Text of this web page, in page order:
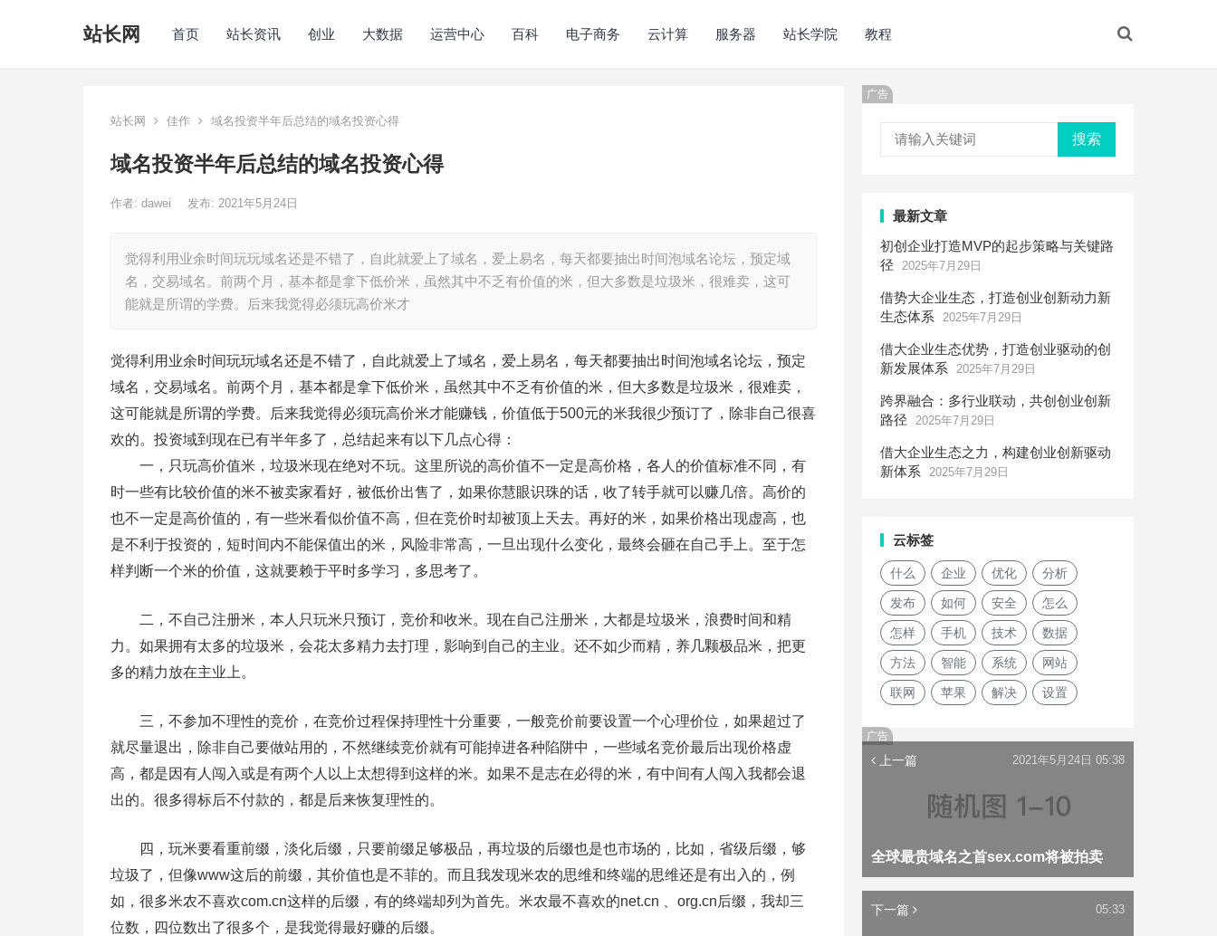
站长网 首页 站长资讯 创业 大数据 运营中心 百科 电子商务 云计算 服务器 站长学院 教程
站长网 佳作 域名投资半年后总结的域名投资心得
域名投资半年后总结的域名投资心得
作者: dawei 发布: 2021年5月24日
觉得利用业余时间玩玩域名还是不错了，自此就爱上了域名，爱上易名，每天都要抽出时间泡域名论坛，预定域
名，交易域名。前两个月，基本都是拿下低价米，虽然其中不乏有价值的米，但大多数是垃圾米，很难卖，这可
能就是所谓的学费。后来我觉得必须玩高价米才
觉得利用业余时间玩玩域名还是不错了，自此就爱上了域名，爱上易名，每天都要抽出时间泡域名论坛，预定
域名，交易域名。前两个月，基本都是拿下低价米，虽然其中不乏有价值的米，但大多数是垃圾米，很难卖，
这可能就是所谓的学费。后来我觉得必须玩高价米才能赚钱，价值低于500元的米我很少预订了，除非自己很喜
欢的。投资域到现在已有半年多了，总结起来有以下几点心得：
一，只玩高价值米，垃圾米现在绝对不玩。这里所说的高价值不一定是高价格，各人的价值标准不同，有
时一些有比较价值的米不被卖家看好，被低价出售了，如果你慧眼识珠的话，收了转手就可以赚几倍。高价的
也不一定是高价值的，有一些米看似价值不高，但在竞价时却被顶上天去。再好的米，如果价格出现虚高，也
是不利于投资的，短时间内不能保值出的米，风险非常高，一旦出现什么变化，最终会砸在自己手上。至于怎
样判断一个米的价值，这就要赖于平时多学习，多思考了。
二，不自己注册米，本人只玩米只预订，竞价和收米。现在自己注册米，大都是垃圾米，浪费时间和精
力。如果拥有太多的垃圾米，会花太多精力去打理，影响到自己的主业。还不如少而精，养几颗极品米，把更
多的精力放在主业上。
三，不参加不理性的竞价，在竞价过程保持理性十分重要，一般竞价前要设置一个心理价位，如果超过了
就尽量退出，除非自己要做站用的，不然继续竞价就有可能掉进各种陷阱中，一些域名竞价最后出现价格虚
高，都是因有人闯入或是有两个人以上太想得到这样的米。如果不是志在必得的米，有中间有人闯入我都会退
出的。很多得标后不付款的，都是后来恢复理性的。
四，玩米要看重前缀，淡化后缀，只要前缀足够极品，再垃圾的后缀也是也市场的，比如，省级后缀，够
垃圾了，但像www这后的前缀，其价值也是不菲的。而且我发现米农的思维和终端的思维还是有出入的，例
如，很多米农不喜欢com.cn这样的后缀，有的终端却列为首先。米农最不喜欢的net.cn 、org.cn后缀，我却三
位数，四位数出了很多个，是我觉得最好赚的后缀。
广告
搜索
最新文章
初创企业打造MVP的起步策略与关键路
径
2025年7月29日
借势大企业生态，打造创业创新动力新
生态体系
2025年7月29日
借大企业生态优势，打造创业驱动的创
新发展体系
2025年7月29日
跨界融合：多行业联动，共创创业创新
路径
2025年7月29日
借大企业生态之力，构建创业创新驱动
新体系
2025年7月29日
云标签
什么 企业 优化 分析
发布 如何 安全 怎么
怎样 手机 技术 数据
方法 智能 系统 网站
联网 苹果 解决 设置
广告
上一篇
全球最贵域名之首sex.com将被拍卖
2021年5月24日 05:38
下一篇 05:33